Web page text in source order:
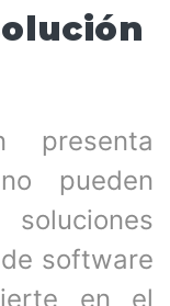
presenta
pueden
software
en el